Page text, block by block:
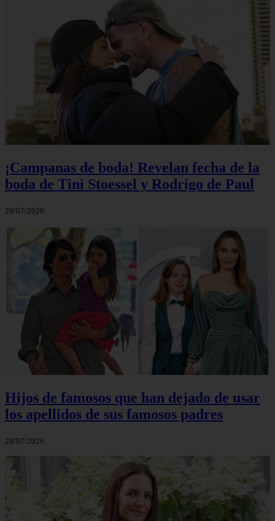
¡Campanas de boda! Revelan fecha de la
boda de Tini Stoessel y Rodrigo de Paul
29/07/2026
Hijos de famosos que han dejado de usar
los apellidos de sus famosos padres
28/07/2026